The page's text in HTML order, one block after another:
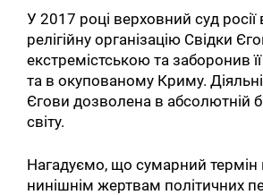
У 2017 році верховний суд росії
релігійну організацію Свідки
екстремістською та заборонив
та в окупованому Криму.
Єгови дозволена в абсолютній
світу.
Нагадуємо, що сумарний термін
нинішнім жертвам політичних